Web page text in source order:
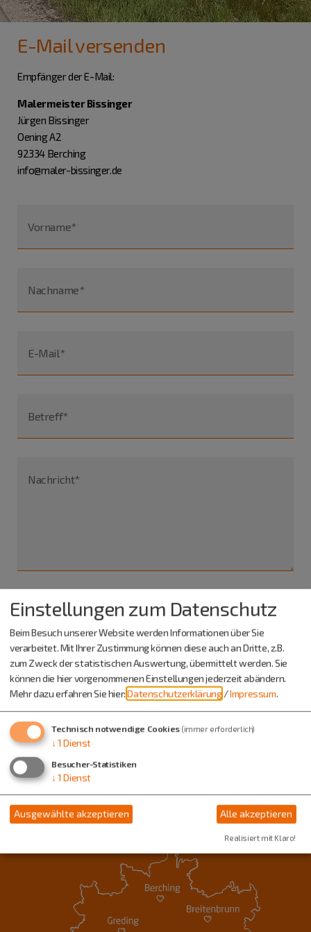
E-Mail versenden
Empfänger der E-Mail:
Malermeister Bissinger
Jürgen Bissinger
Oening A2
92334 Berching
info@maler-bissinger.de
Vorname*
Nachname*
E-Mail*
Betreff*
Nachricht*
Ich habe die Datenschutzerklärung gelesenund bin
Absenden
*) Pflichtfeld
Eine Kopie dieser E-Mail wird an Ihre Adresse verschickt.
Einstellungen zum Datenschutz
Beim Besuch unserer Website werden Informationen über Sie
verarbeitet. Mit Ihrer Zustimmung können diese auch an Dritte, z.B.
zum Zweck der statistischen Auswertung, übermittelt werden. Sie
können die hier vorgenommenen Einstellungen jederzeit abändern.
Mehr dazu erfahren Sie hier:Datenschutzerklärung /Impressum.
Technisch notwendige Cookies (immer erforderlich)
↓ 1 Dienst
Besucher-Statistiken
↓ 1 Dienst
Ausgewählte akzeptieren Alle akzeptieren
Realisiert mit Klaro!